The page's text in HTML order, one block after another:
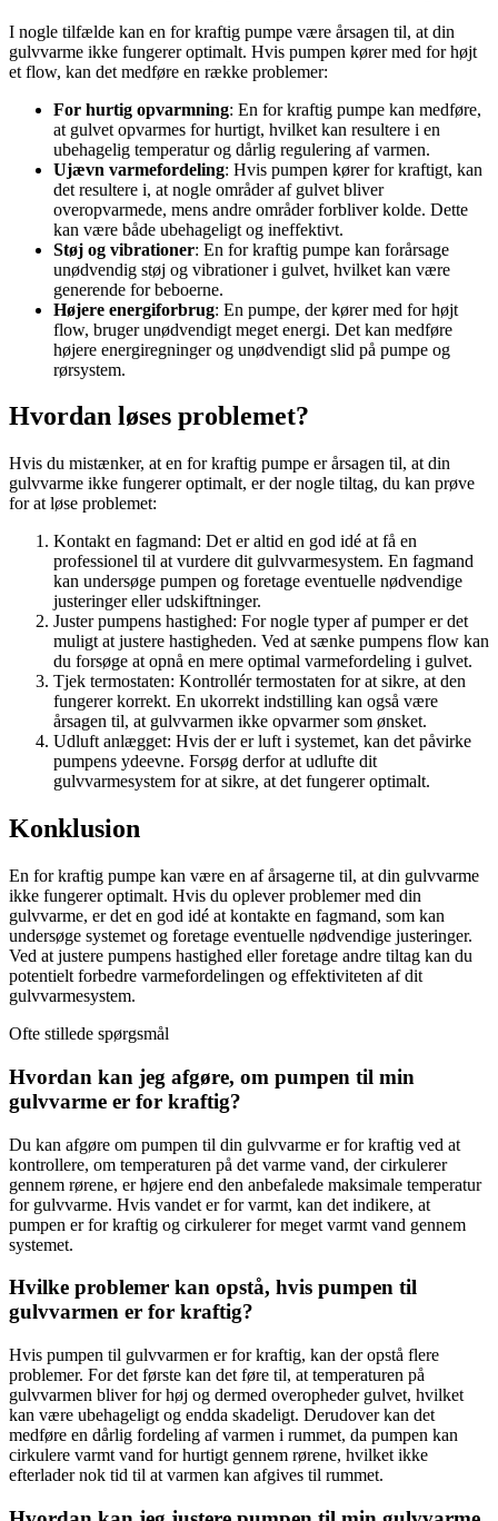
I nogle tilfælde kan en for kraftig pumpe være årsagen til, at din
gulvvarme ikke fungerer optimalt. Hvis pumpen kører med for højt
et flow, kan det medføre en række problemer:
For hurtig opvarmning: En for kraftig pumpe kan medføre,
at gulvet opvarmes for hurtigt, hvilket kan resultere i en
ubehagelig temperatur og dårlig regulering af varmen.
Ujævn varmefordeling: Hvis pumpen kører for kraftigt, kan
det resultere i, at nogle områder af gulvet bliver
overopvarmede, mens andre områder forbliver kolde. Dette
kan være både ubehageligt og ineffektivt.
Støj og vibrationer: En for kraftig pumpe kan forårsage
unødvendig støj og vibrationer i gulvet, hvilket kan være
generende for beboerne.
Højere energiforbrug: En pumpe, der kører med for højt
flow, bruger unødvendigt meget energi. Det kan medføre
højere energiregninger og unødvendigt slid på pumpe og
rørsystem.
Hvordan løses problemet?
Hvis du mistænker, at en for kraftig pumpe er årsagen til, at din
gulvvarme ikke fungerer optimalt, er der nogle tiltag, du kan prøve
for at løse problemet:
Kontakt en fagmand: Det er altid en god idé at få en
professionel til at vurdere dit gulvvarmesystem. En fagmand
kan undersøge pumpen og foretage eventuelle nødvendige
justeringer eller udskiftninger.
Juster pumpens hastighed: For nogle typer af pumper er det
muligt at justere hastigheden. Ved at sænke pumpens flow kan
du forsøge at opnå en mere optimal varmefordeling i gulvet.
Tjek termostaten: Kontrollér termostaten for at sikre, at den
fungerer korrekt. En ukorrekt indstilling kan også være
årsagen til, at gulvvarmen ikke opvarmer som ønsket.
Udluft anlægget: Hvis der er luft i systemet, kan det påvirke
pumpens ydeevne. Forsøg derfor at udlufte dit
gulvvarmesystem for at sikre, at det fungerer optimalt.
Konklusion
En for kraftig pumpe kan være en af årsagerne til, at din gulvvarme
ikke fungerer optimalt. Hvis du oplever problemer med din
gulvvarme, er det en god idé at kontakte en fagmand, som kan
undersøge systemet og foretage eventuelle nødvendige justeringer.
Ved at justere pumpens hastighed eller foretage andre tiltag kan du
potentielt forbedre varmefordelingen og effektiviteten af dit
gulvvarmesystem.
Ofte stillede spørgsmål
Hvordan kan jeg afgøre, om pumpen til min
gulvvarme er for kraftig?
Du kan afgøre om pumpen til din gulvvarme er for kraftig ved at
kontrollere, om temperaturen på det varme vand, der cirkulerer
gennem rørene, er højere end den anbefalede maksimale temperatur
for gulvvarme. Hvis vandet er for varmt, kan det indikere, at
pumpen er for kraftig og cirkulerer for meget varmt vand gennem
systemet.
Hvilke problemer kan opstå, hvis pumpen til
gulvvarmen er for kraftig?
Hvis pumpen til gulvvarmen er for kraftig, kan der opstå flere
problemer. For det første kan det føre til, at temperaturen på
gulvvarmen bliver for høj og dermed overopheder gulvet, hvilket
kan være ubehageligt og endda skadeligt. Derudover kan det
medføre en dårlig fordeling af varmen i rummet, da pumpen kan
cirkulere varmt vand for hurtigt gennem rørene, hvilket ikke
efterlader nok tid til at varmen kan afgives til rummet.